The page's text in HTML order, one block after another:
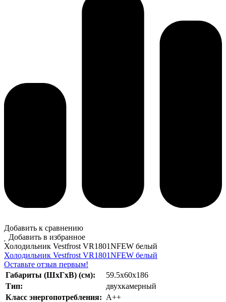
Добавить к сравнению
Добавить в избранное
Холодильник Vestfrost VR1801NFEW белый
Холодильник Vestfrost VR1801NFEW белый
Оставьте отзыв первым!
Габариты (ШхГхВ) (см):
59.5x60х186
Тип:
двухкамерный
Класс энергопотребления: А++